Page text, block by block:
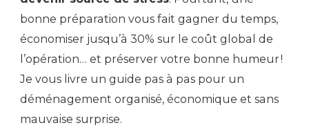
bonne préparation vous fait gagner du temps,
économiser jusqu’à 30% sur le coût global de
l’opération… et préserver votre bonne humeur !
Je vous livre un guide pas à pas pour un
déménagement organisé, économique et sans
mauvaise surprise.